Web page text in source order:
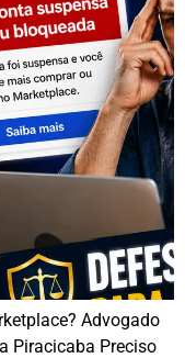
Advogado
Piracicaba Preciso